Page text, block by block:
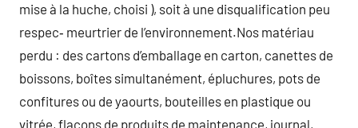
mise à la huche, choisi ), soit à une disqualification peu
respec‑ meurtrier de l’environnement.Nos matériau
perdu : des cartons d’emballage en carton, canettes de
boissons, boîtes simultanément, épluchures, pots de
confitures ou de yaourts, bouteilles en plastique ou
vitrée, flacons de produits de maintenance, journal,